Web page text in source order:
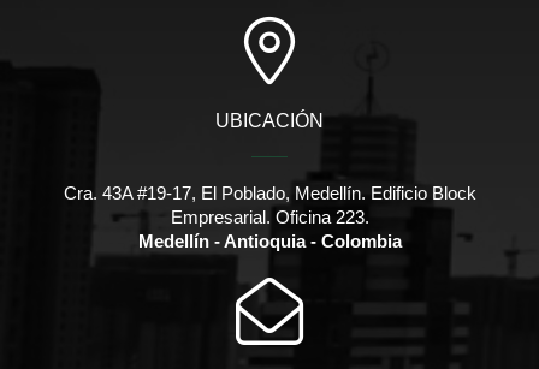
UBICACIÓN
Cra. 43A #19-17, El Poblado, Medellín. Edificio Block
Empresarial. Oficina 223.
Medellín - Antioquia - Colombia